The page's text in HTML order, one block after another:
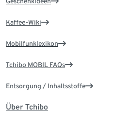
Kaffee-Wiki
Mobilfunklexikon
Tchibo MOBIL FAQs
Entsorgung / Inhaltsstoffe
Über Tchibo